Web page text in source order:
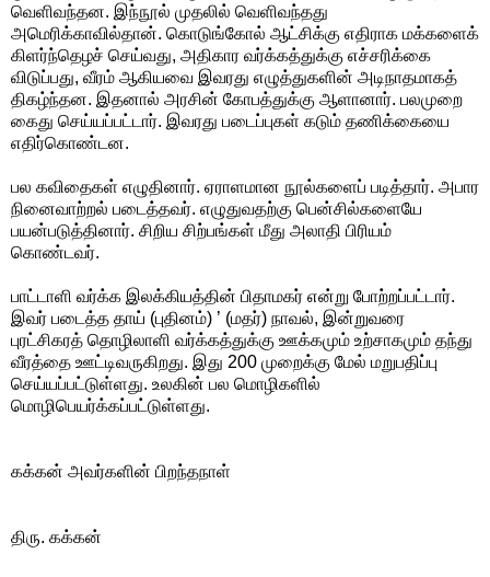
வெளிவந்தன. இந்நூல் முதலில் வெளிவந்தது
அமெரிக்காவில்தான். கொடுங்கோல் ஆட்சிக்கு எதிராக மக்களைக்
கிளர்ந்தெழச் செய்வது, அதிகார வர்க்கத்துக்கு எச்சரிக்கை
விடுப்பது, வீரம் ஆகியவை இவரது எழுத்துகளின் அடிநாதமாகத்
திகழ்ந்தன. இதனால் அரசின் கோபத்துக்கு ஆளானார். பலமுறை
கைது செய்யப்பட்டார். இவரது படைப்புகள் கடும் தணிக்கையை
எதிர்கொண்டன.
பல கவிதைகள் எழுதினார். ஏராளமான நூல்களைப் படித்தார். அபார
நினைவாற்றல் படைத்தவர். எழுதுவதற்கு பென்சில்களையே
பயன்படுத்தினார். சிறிய சிற்பங்கள் மீது அலாதி பிரியம்
கொண்டவர்.
பாட்டாளி வர்க்க இலக்கியத்தின் பிதாமகர் என்று போற்றப்பட்டார்.
இவர் படைத்த தாய் (புதினம்) ’ (மதர்) நாவல், இன்றுவரை
புரட்சிகரத் தொழிலாளி வர்க்கத்துக்கு ஊக்கமும் உற்சாகமும் தந்து
வீரத்தை ஊட்டிவருகிறது. இது 200 முறைக்கு மேல் மறுபதிப்பு
செய்யப்பட்டுள்ளது. உலகின் பல மொழிகளில்
மொழிபெயர்க்கப்பட்டுள்ளது.
கக்கன் அவர்களின் பிறந்தநாள்
திரு. கக்கன்